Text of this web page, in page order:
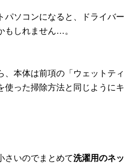
パソコンになると、ドライバー
もしれません…。
、本体は前項の「ウェットティ
使った掃除方法と同じようにキ
さいのでまとめて洗濯用のネッ